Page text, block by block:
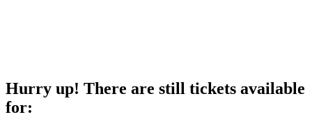
Hurry up! There are still tickets available
for: